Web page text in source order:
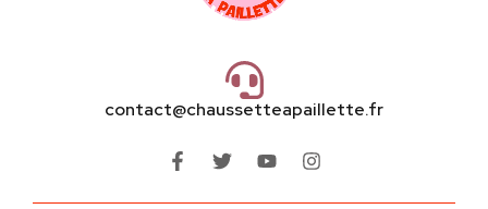
contact@chaussetteapaillette.fr